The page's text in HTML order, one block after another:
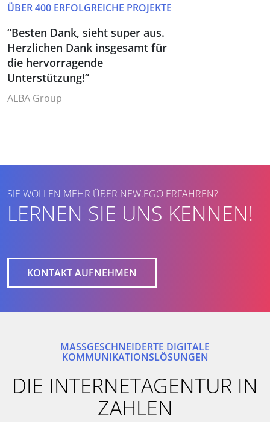
ÜBER 400 ERFOLGREICHE PROJEKTE
“Besten Dank, sieht super aus.
Herzlichen Dank insgesamt für
die hervorragende
Unterstützung!”
ALBA Group
SIE WOLLEN MEHR ÜBER NEW.EGO ERFAHREN?
LERNEN SIE UNS KENNEN!
KONTAKT AUFNEHMEN
MASSGESCHNEIDERTE DIGITALE K
OMMUNIKATIONSLÖSUNGEN
DIE INTERNETAGENTUR IN
ZAHLEN